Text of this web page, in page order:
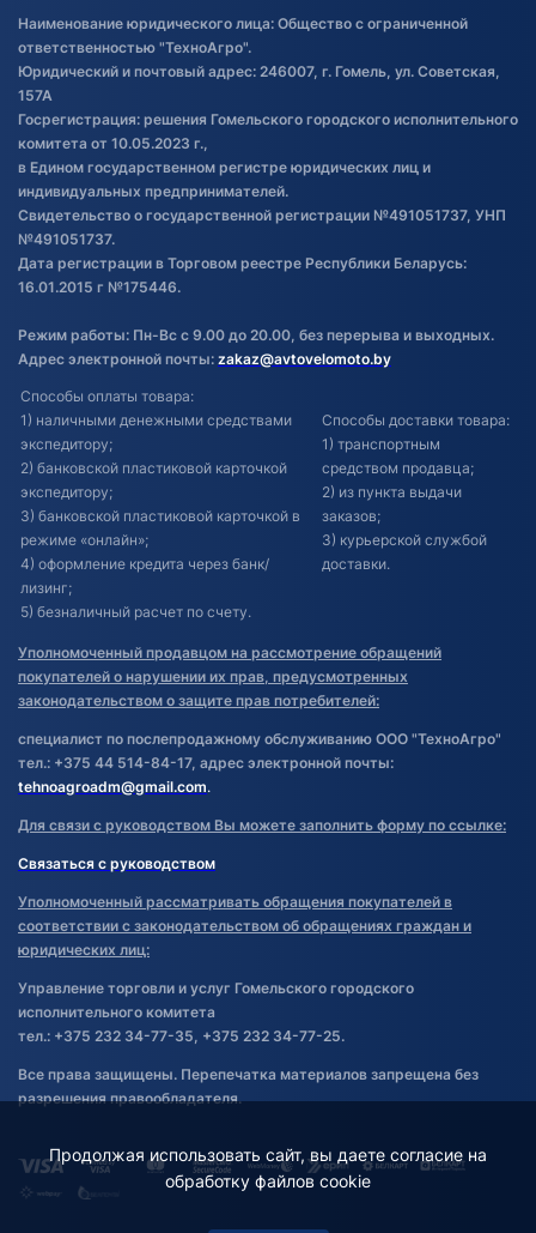
Обработка файлов cookie
Постановка транспорта на учет
Обновления в ЭПТС 2024
Наименование юридического лица: Общество с ограниченной
ответственностью "ТехноАгро".
Юридический и почтовый адрес: 246007, г. Гомель, ул. Советская,
157А
Госрегистрация: решения Гомельского городского исполнительного
комитета от 10.05.2023 г.,
в Едином государственном регистре юридических лиц и
индивидуальных предпринимателей.
Свидетельство о государственной регистрации №491051737, УНП
№491051737.
Дата регистрации в Торговом реестре Республики Беларусь:
16.01.2015 г №175446.
Режим работы: Пн-Вс с 9.00 до 20.00, без перерыва и выходных.
Адрес электронной почты: zakaz@avtovelomoto.by
Способы оплаты товара:
1) наличными денежными средствами
экспедитору;
2) банковской пластиковой карточкой
экспедитору;
3) банковской пластиковой карточкой в
режиме «онлайн»;
4) оформление кредита через банк/
лизинг;
5) безналичный расчет по счету.
Способы доставки товара:
1) транспортным
средством продавца;
2) из пункта выдачи
заказов;
3) курьерской службой
доставки.
Уполномоченный продавцом на рассмотрение обращений
покупателей о нарушении их прав, предусмотренных
законодательством о защите прав потребителей:
специалист по послепродажному обслуживанию ООО "ТехноАгро"
тел.: +375 44 514-84-17, адрес электронной почты:
tehnoagroadm@gmail.com.
Для связи с руководством Вы можете заполнить форму по ссылке:
Связаться с руководством
Уполномоченный рассматривать обращения покупателей в
соответствии с законодательством об обращениях граждан и
юридических лиц:
Управление торговли и услуг Гомельского городского
исполнительного комитета
тел.: +375 232 34-77-35, +375 232 34-77-25.
Все права защищены. Перепечатка материалов запрещена без
разрешения правообладателя.
Продолжая использовать сайт, вы даете согласие на
обработку файлов cookie